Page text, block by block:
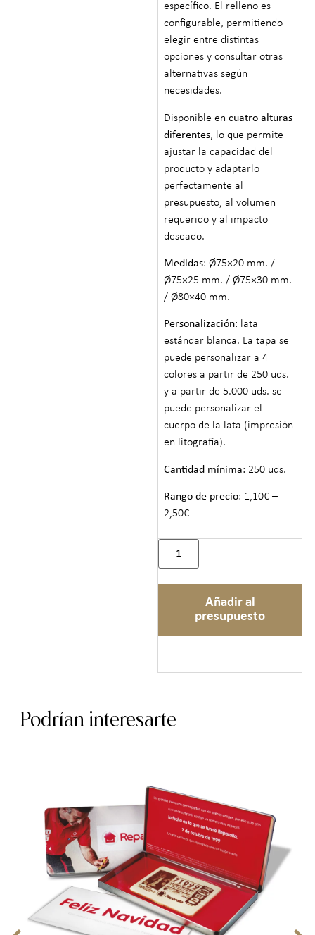
específico. El relleno es
configurable, permitiendo
elegir entre distintas
opciones y consultar otras
alternativas según
necesidades.
Disponible encuatro alturas
diferentes, lo que permite
ajustar la capacidad del
producto y adaptarlo
perfectamente al
presupuesto, al volumen
requerido y al impacto
deseado.
Medidas: Ø75×20 mm. /
Ø75×25 mm. / Ø75×30 mm.
/ Ø80×40 mm.
Personalización: lata
estándar blanca. La tapa se
puede personalizar a 4
colores a partir de 250 uds.
y a partir de 5.000 uds. se
puede personalizar el
cuerpo de la lata (impresión
en litografía).
Cantidad mínima: 250 uds.
Rango de precio: 1,10€ –
2,50€
Añadir al
presupuesto
Podrían interesarte